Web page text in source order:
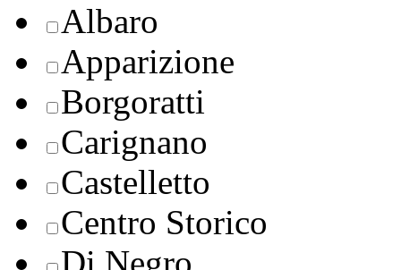
Albaro
Apparizione
Borgoratti
Carignano
Castelletto
Centro Storico
Di Negro